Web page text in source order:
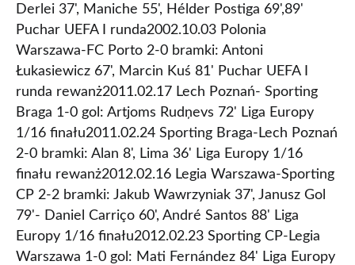
Derlei 37', Maniche 55', Hélder Postiga 69',89'
Puchar UEFA I runda2002.10.03 Polonia
Warszawa-FC Porto 2-0 bramki: Antoni
Łukasiewicz 67', Marcin Kuś 81' Puchar UEFA I
runda rewanż2011.02.17 Lech Poznań- Sporting
Braga 1-0 gol: Artjoms Rudņevs 72' Liga Europy
1/16 finału2011.02.24 Sporting Braga-Lech Poznań
2-0 bramki: Alan 8', Lima 36' Liga Europy 1/16
finału rewanż2012.02.16 Legia Warszawa-Sporting
CP 2-2 bramki: Jakub Wawrzyniak 37', Janusz Gol
79'- Daniel Carriço 60', André Santos 88' Liga
Europy 1/16 finału2012.02.23 Sporting CP-Legia
Warszawa 1-0 gol: Mati Fernández 84' Liga Europy